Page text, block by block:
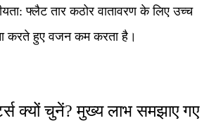
फ्लैट तार कठोर वातावरण के लिए उच्च
करते हुए वजन कम करता है।
क्यों चुनें? मुख्य लाभ समझाए गए